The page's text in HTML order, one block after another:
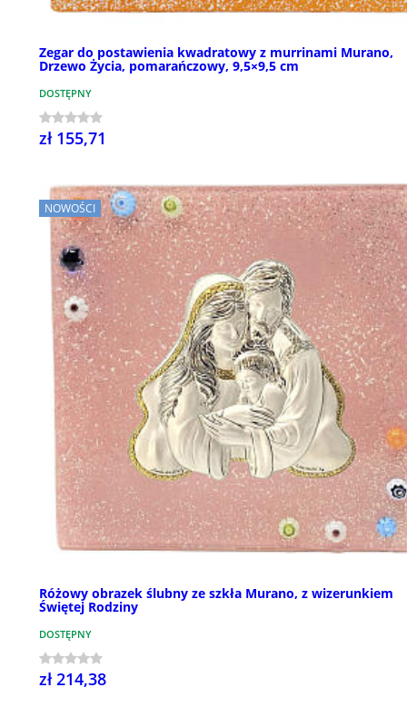
Zegar do postawienia kwadratowy z murrinami Murano,
Drzewo Życia, pomarańczowy, 9,5×9,5 cm
DOSTĘPNY
zł 155,71
NOWOŚCI
Różowy obrazek ślubny ze szkła Murano, z wizerunkiem
Świętej Rodziny
DOSTĘPNY
zł 214,38